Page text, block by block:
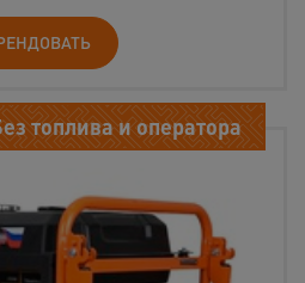
топлива и оператора